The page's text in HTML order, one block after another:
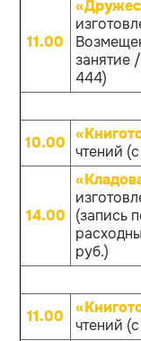
11.00
занятие
444)
10.00 чтений
14.00
(запись
руб.)
11.00
чтений